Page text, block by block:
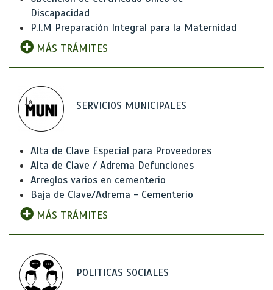
Discapacidad
P.I.M Preparación Integral para la Maternidad
MÁS TRÁMITES
SERVICIOS MUNICIPALES
Alta de Clave Especial para Proveedores
Alta de Clave / Adrema Defunciones
Arreglos varios en cementerio
Baja de Clave/Adrema - Cementerio
MÁS TRÁMITES
POLITICAS SOCIALES